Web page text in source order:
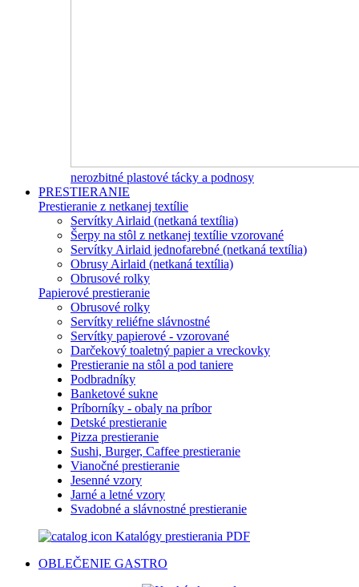
nerozbitné plastové tácky a podnosy
PRESTIERANIE
Prestieranie z netkanej textílie
Servítky Airlaid (netkaná textília)
Šerpy na stôl z netkanej textílie vzorované
Servítky Airlaid jednofarebné (netkaná textília)
Obrusy Airlaid (netkaná textília)
Obrusové rolky
Papierové prestieranie
Obrusové rolky
Servítky reliéfne slávnostné
Servítky papierové - vzorované
Darčekový toaletný papier a vreckovky
Prestieranie na stôl a pod taniere
Podbradníky
Banketové sukne
Príborníky - obaly na príbor
Detské prestieranie
Pizza prestieranie
Sushi, Burger, Caffee prestieranie
Vianočné prestieranie
Jesenné vzory
Jarné a letné vzory
Svadobné a slávnostné prestieranie
Katalógy prestierania PDF
OBLEČENIE GASTRO